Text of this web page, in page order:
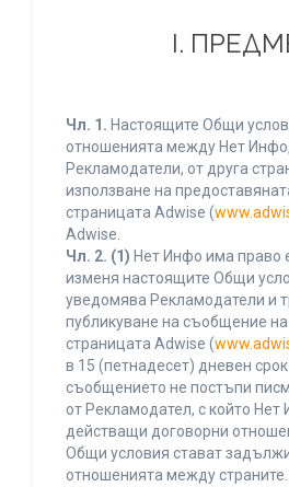
І.
Чл. 1. Настоящите Общи
отношенията между Нет
Рекламодатели, от друга
използване на
страницата Adwise (
Adwise.
Чл. 2. (1) Нет Инфо има право
изменя настоящите Общи
уведомява Рекламодатели и
публикуване на съобщение
страницата Adwise (
в 15 (петнадесет) дневен
съобщението не постъпи
от Рекламодател, с който
действащи договорни
Общи условия стават
отношенията между страните.